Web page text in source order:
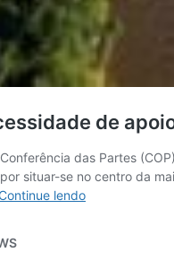
de
das Partes
situar-se no centro da
lendoCOP30